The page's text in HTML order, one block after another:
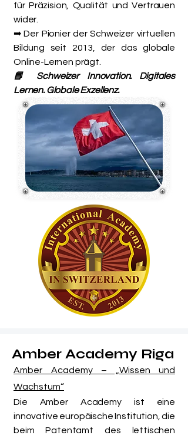
für Präzision, Qualität und Vertrauen
wider.
➡ Der Pionier der Schweizer virtuellen
Bildung seit 2013, der das globale
Online-Lernen prägt.
📘 Schweizer Innovation. Digitales
Lernen. Globale Exzellenz.
Amber Academy Riga
Amber Academy – „Wissen und
Wachstum“
Die Amber Academy ist eine
innovative europäische Institution, die
beim Patentamt des lettischen